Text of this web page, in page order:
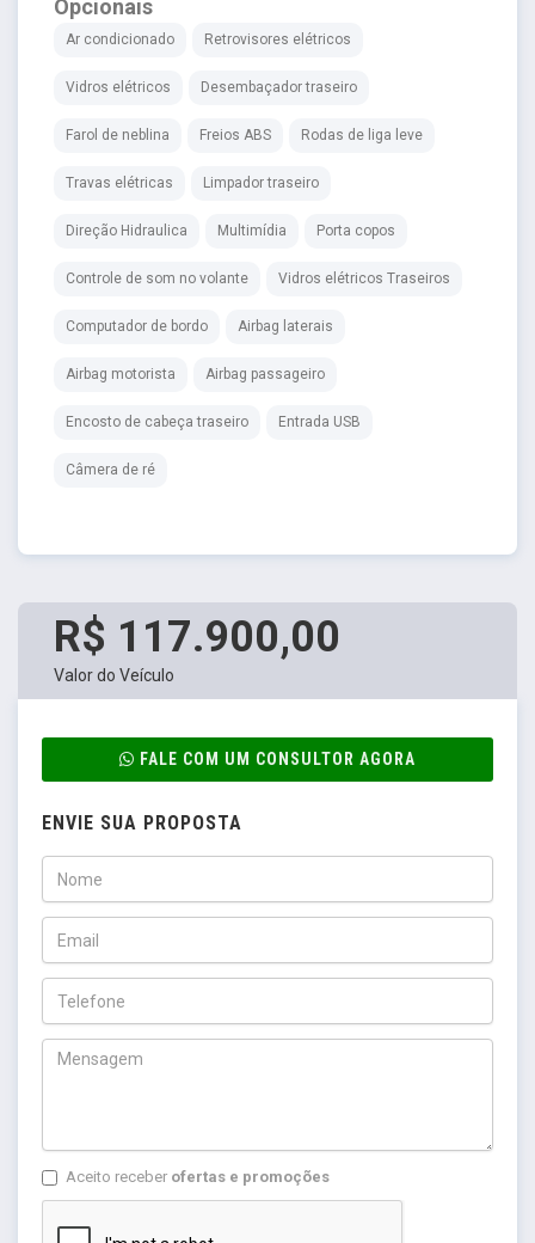
Opcionais
Ar condicionado Retrovisores elétricos
Vidros elétricos Desembaçador traseiro
Farol de neblina Freios ABS Rodas de liga leve
Travas elétricas Limpador traseiro
Direção Hidraulica Multimídia Porta copos
Controle de som no volante Vidros elétricos Traseiros
Computador de bordo Airbag laterais
Airbag motorista Airbag passageiro
Encosto de cabeça traseiro Entrada USB
Câmera de ré
R$ 117.900,00
Valor do Veículo
FALE COM UM CONSULTOR AGORA
ENVIE SUA PROPOSTA
Aceito receber ofertas e promoções